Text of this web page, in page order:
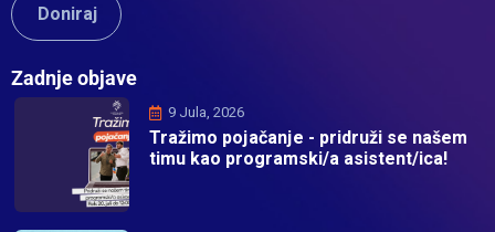
Doniraj
Zadnje objave
9 Jula, 2026
Tražimo pojačanje - pridruži se našem
timu kao programski/a asistent/ica!